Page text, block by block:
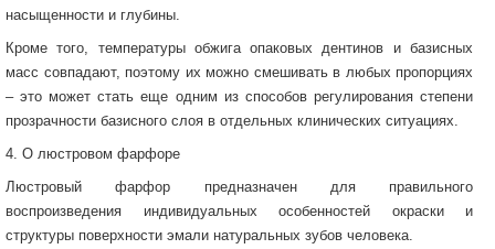
насыщенности и глубины.
Кроме того, температуры обжига опаковых дентинов и базисных
масс совпадают, поэтому их можно смешивать в любых пропорциях
– это может стать еще одним из способов регулирования степени
прозрачности базисного слоя в отдельных клинических ситуациях.
4. О люстровом фарфоре
Люстровый фарфор предназначен для правильного
воспроизведения индивидуальных особенностей окраски и
структуры поверхности эмали натуральных зубов человека.